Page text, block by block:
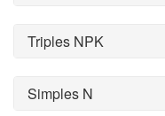
Triples NPK
Simples N